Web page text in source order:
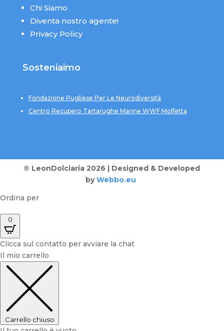
Chi Siamo
Diventa nostro agente!
Privacy Policy
Sosteniaimo
Fondazione Pugliese Per Le Neurodiversità
Centro Recupero Tartarughe Marine WWF Molfetta
® LeonDolciaria 2026 | Designed & Developed
by Webbo.eu
Ordina per
0
Clicca sul contatto per avviare la chat
Il mio carrello
Carrello chiuso